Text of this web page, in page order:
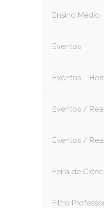
Ensino Médio
Eventos
Eventos –
Eventos /
Eventos /
Feira de
Filtro